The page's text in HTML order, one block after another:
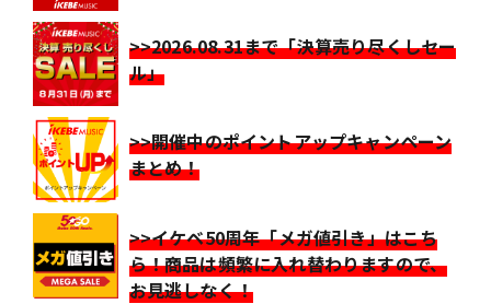
>>2026.08.31まで「決算売り尽くしセー
ル」
>>開催中のポイントアップキャンペーン
まとめ！
>>イケベ50周年「メガ値引き」はこち
ら！商品は頻繁に入れ替わりますので、
お見逃しなく！